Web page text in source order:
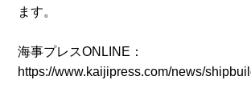
ます。
海事プレスONLINE：
https://www.kaijipress.com/news/